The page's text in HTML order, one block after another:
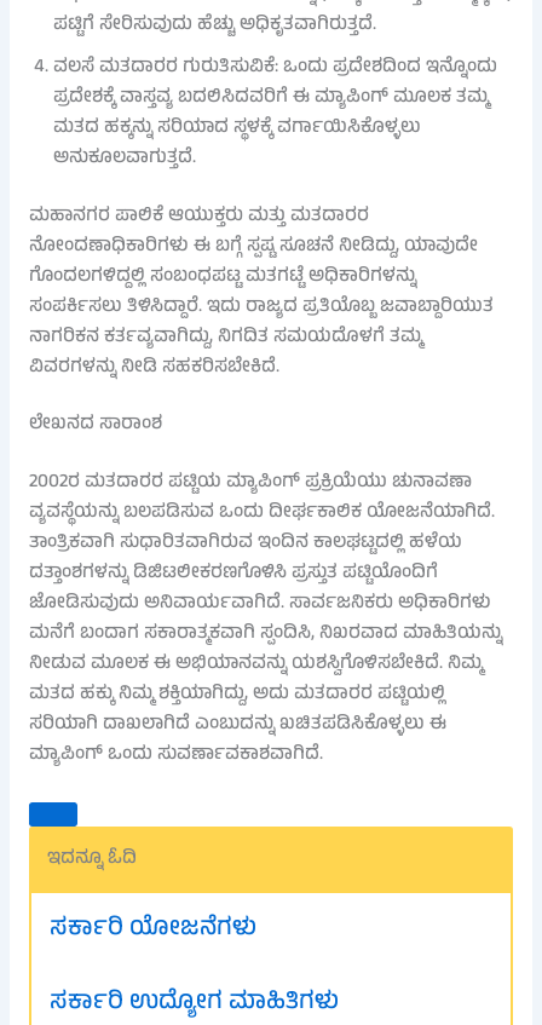
ಪಟ್ಟಿಗೆ ಸೇರಿಸುವುದು ಹೆಚ್ಚು ಅಧಿಕೃತವಾಗಿರುತ್ತದೆ.
ವಲಸೆ ಮತದಾರರ ಗುರುತಿಸುವಿಕೆ: ಒಂದು ಪ್ರದೇಶದಿಂದ ಇನ್ನೊಂದು
ಪ್ರದೇಶಕ್ಕೆ ವಾಸ್ತವ್ಯ ಬದಲಿಸಿದವರಿಗೆ ಈ ಮ್ಯಾಪಿಂಗ್ ಮೂಲಕ ತಮ್ಮ
ಮತದ ಹಕ್ಕನ್ನು ಸರಿಯಾದ ಸ್ಥಳಕ್ಕೆ ವರ್ಗಾಯಿಸಿಕೊಳ್ಳಲು
ಅನುಕೂಲವಾಗುತ್ತದೆ.
ಮಹಾನಗರ ಪಾಲಿಕೆ ಆಯುಕ್ತರು ಮತ್ತು ಮತದಾರರ
ನೋಂದಣಾಧಿಕಾರಿಗಳು ಈ ಬಗ್ಗೆ ಸ್ಪಷ್ಟ ಸೂಚನೆ ನೀಡಿದ್ದು, ಯಾವುದೇ
ಗೊಂದಲಗಳಿದ್ದಲ್ಲಿ ಸಂಬಂಧಪಟ್ಟ ಮತಗಟ್ಟೆ ಅಧಿಕಾರಿಗಳನ್ನು
ಸಂಪರ್ಕಿಸಲು ತಿಳಿಸಿದ್ದಾರೆ. ಇದು ರಾಜ್ಯದ ಪ್ರತಿಯೊಬ್ಬ ಜವಾಬ್ದಾರಿಯುತ
ನಾಗರಿಕನ ಕರ್ತವ್ಯವಾಗಿದ್ದು, ನಿಗದಿತ ಸಮಯದೊಳಗೆ ತಮ್ಮ
ವಿವರಗಳನ್ನು ನೀಡಿ ಸಹಕರಿಸಬೇಕಿದೆ.
ಲೇಖನದ ಸಾರಾಂಶ
2002ರ ಮತದಾರರ ಪಟ್ಟಿಯ ಮ್ಯಾಪಿಂಗ್ ಪ್ರಕ್ರಿಯೆಯು ಚುನಾವಣಾ
ವ್ಯವಸ್ಥೆಯನ್ನು ಬಲಪಡಿಸುವ ಒಂದು ದೀರ್ಘಕಾಲಿಕ ಯೋಜನೆಯಾಗಿದೆ.
ತಾಂತ್ರಿಕವಾಗಿ ಸುಧಾರಿತವಾಗಿರುವ ಇಂದಿನ ಕಾಲಘಟ್ಟದಲ್ಲಿ ಹಳೆಯ
ದತ್ತಾಂಶಗಳನ್ನು ಡಿಜಿಟಲೀಕರಣಗೊಳಿಸಿ ಪ್ರಸ್ತುತ ಪಟ್ಟಿಯೊಂದಿಗೆ
ಜೋಡಿಸುವುದು ಅನಿವಾರ್ಯವಾಗಿದೆ. ಸಾರ್ವಜನಿಕರು ಅಧಿಕಾರಿಗಳು
ಮನೆಗೆ ಬಂದಾಗ ಸಕಾರಾತ್ಮಕವಾಗಿ ಸ್ಪಂದಿಸಿ, ನಿಖರವಾದ ಮಾಹಿತಿಯನ್ನು
ನೀಡುವ ಮೂಲಕ ಈ ಅಭಿಯಾನವನ್ನು ಯಶಸ್ವಿಗೊಳಿಸಬೇಕಿದೆ. ನಿಮ್ಮ
ಮತದ ಹಕ್ಕು ನಿಮ್ಮ ಶಕ್ತಿಯಾಗಿದ್ದು, ಅದು ಮತದಾರರ ಪಟ್ಟಿಯಲ್ಲಿ
ಸರಿಯಾಗಿ ದಾಖಲಾಗಿದೆ ಎಂಬುದನ್ನು ಖಚಿತಪಡಿಸಿಕೊಳ್ಳಲು ಈ
ಮ್ಯಾಪಿಂಗ್ ಒಂದು ಸುವರ್ಣಾವಕಾಶವಾಗಿದೆ.
ಇದನ್ನೂ ಓದಿ
ಸರ್ಕಾರಿ ಯೋಜನೆಗಳು
ಸರ್ಕಾರಿ ಉದ್ಯೋಗ ಮಾಹಿತಿಗಳು